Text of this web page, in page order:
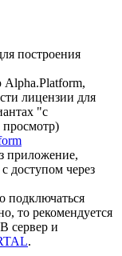
построения
лицензии для
"с
просмотр)
приложение,
доступом через
подключаться
то рекомендуется
сервер и
.